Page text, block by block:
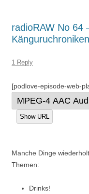
radioRAW No 64
Känguruchroniken
1 Reply
[podlove-episode-web-
Show URL
Manche Dinge
Themen:
Drinks!